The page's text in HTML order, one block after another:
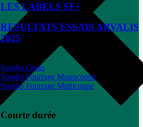
LES LABELS SF+
RESULTATS ESSAIS ARVALIS
2025
Sorgho Grain
Sorgho Fourrage Monocoupe
Sorgho Fourrage Multicoupe
Courte durée